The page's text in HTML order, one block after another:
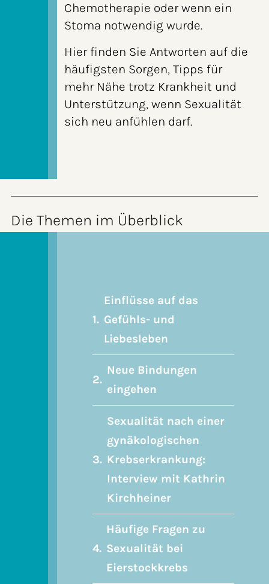
Chemotherapie oder wenn ein
Stoma notwendig wurde.
Hier finden Sie Antworten auf die
häufigsten Sorgen, Tipps für
mehr Nähe trotz Krankheit und
Unterstützung, wenn Sexualität
sich neu anfühlen darf.
Die Themen im Überblick
Einflüsse auf das
Gefühls- und
Liebesleben
Neue Bindungen
eingehen
Sexualität nach einer
gynäkologischen
Krebserkrankung:
Interview mit Kathrin
Kirchheiner
Häufige Fragen zu
Sexualität bei
Eierstockkrebs